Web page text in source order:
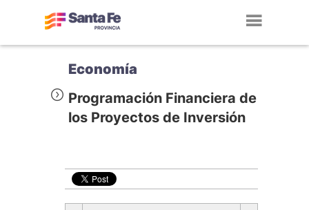
Economía
Programación Financiera de
los Proyectos de Inversión